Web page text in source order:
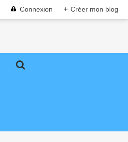
Connexion + Créer mon blog